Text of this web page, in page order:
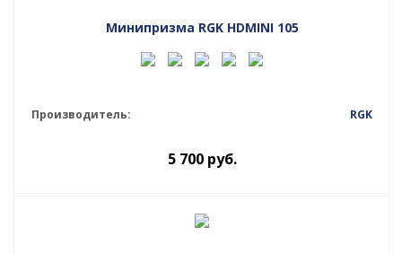
Минипризма RGK HDMINI 105
Производитель: RGK
5 700руб.